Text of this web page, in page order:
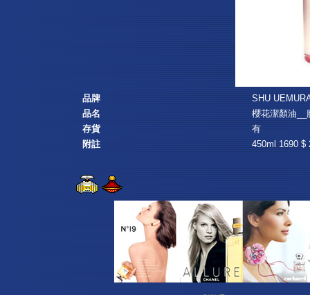
品牌
SHU
品名
櫻花潔顏油__
存貨
有
附註
450ml 1690 $